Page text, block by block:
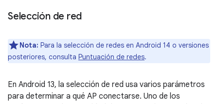
Selección de red
Nota: Para la selección de redes en Android 14 o versiones
posteriores, consulta Puntuación de redes.
En Android 13, la selección de red usa varios parámetros
para determinar a qué AP conectarse. Uno de los